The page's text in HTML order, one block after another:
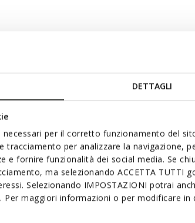
DETTAGLI
per il corretto funzionamento del
tracciamento per analizzare la navigazione,
e fornire funzionalità dei social media. Se
ma selezionando ACCETTA TUTTI
Selezionando IMPOSTAZIONI potrai
Per maggiori informazioni o per modificare